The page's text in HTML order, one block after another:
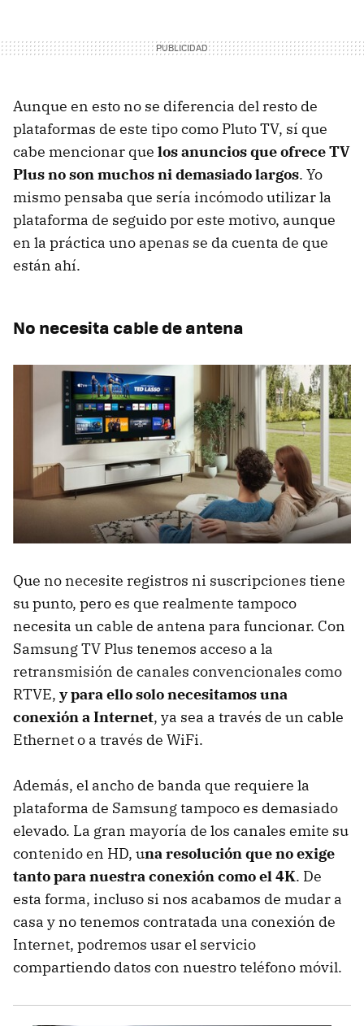
Aunque en esto no se diferencia del resto de
plataformas de este tipo como Pluto TV, sí que
cabe mencionar que los anuncios que ofrece TV
Plus no son muchos ni demasiado largos. Yo
mismo pensaba que sería incómodo utilizar la
plataforma de seguido por este motivo, aunque
en la práctica uno apenas se da cuenta de que
están ahí.
No necesita cable de antena
Que no necesite registros ni suscripciones tiene
su punto, pero es que realmente tampoco
necesita un cable de antena para funcionar. Con
Samsung TV Plus tenemos acceso a la
retransmisión de canales convencionales como
RTVE, y para ello solo necesitamos una
conexión a Internet, ya sea a través de un cable
Ethernet o a través de WiFi.
Además, el ancho de banda que requiere la
plataforma de Samsung tampoco es demasiado
elevado. La gran mayoría de los canales emite su
contenido en HD, una resolución que no exige
tanto para nuestra conexión como el 4K. De
esta forma, incluso si nos acabamos de mudar a
casa y no tenemos contratada una conexión de
Internet, podremos usar el servicio
compartiendo datos con nuestro teléfono móvil.